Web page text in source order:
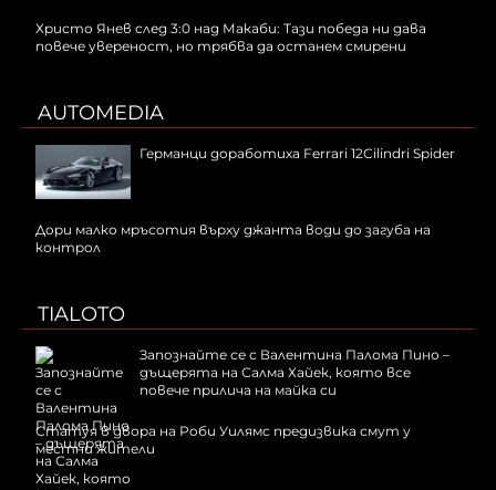
Христо Янев след 3:0 над Макаби: Тази победа ни дава
повече увереност, но трябва да останем смирени
AUTOMEDIA
Германци доработиха Ferrari 12Cilindri Spider
Дори малко мръсотия върху джанта води до загуба на
контрол
TIALOTO
Запознайте се с Валентина Палома Пино –
дъщерята на Салма Хайек, която все
повече прилича на майка си
Статуя в двора на Роби Уилямс предизвика смут у
местни жители